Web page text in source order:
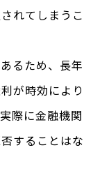
れてしまうこ
るため、長年
が時効により
際に金融機関
することはな